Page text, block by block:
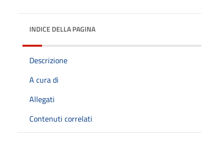
INDICE DELLA PAGINA
Descrizione
A cura di
Allegati
Contenuti correlati